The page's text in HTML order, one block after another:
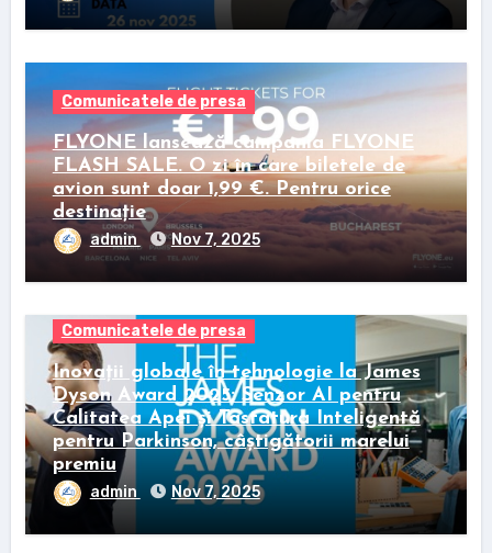
Comunicatele de presa
FLYONE lansează campania FLYONE
FLASH SALE. O zi în care biletele de
avion sunt doar 1,99 €. Pentru orice
destinație
admin Nov 7, 2025
Comunicatele de presa
Inovații globale în tehnologie la James
Dyson Award 2025: Senzor AI pentru
Calitatea Apei și Tastatura Inteligentă
pentru Parkinson, câștigătorii marelui
premiu
admin Nov 7, 2025